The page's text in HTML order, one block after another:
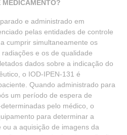
MEDICAMENTO?
e administrado em
pelas entidades de controle
cumprir simultaneamente os
e os de qualidade
dados sobre a indicação do
o IOD-IPEN-131 é
Quando administrado para
um período de espera de
pelo médico, o
para determinar a
a aquisição de imagens da